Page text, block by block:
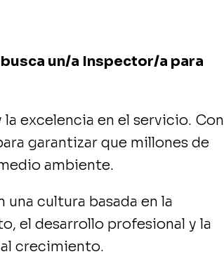
un/a Inspector/a para
excelencia en el servicio. Con
garantizar que millones de
ambiente.
cultura basada en la
el desarrollo profesional y la
crecimiento.